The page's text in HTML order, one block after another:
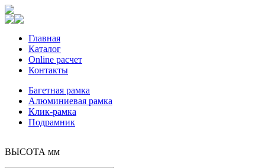
Главная
Каталог
Online расчет
Контакты
Багетная рамка
Алюминиевая рамка
Клик-рамка
Подрамник
ВЫСОТА мм